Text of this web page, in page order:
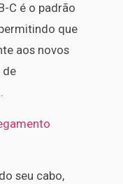
C é o padrão
que
aos novos
de
seu cabo,